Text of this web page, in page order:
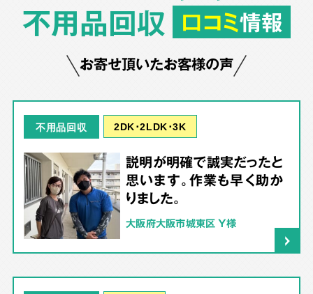
不用品回収 口コミ情報
お寄せ頂いたお客様の声
不用品回収 2DK･2LDK･3K
説明が明確で誠実だったと
思います。作業も早く助か
りました。
大阪府大阪市城東区 Y様